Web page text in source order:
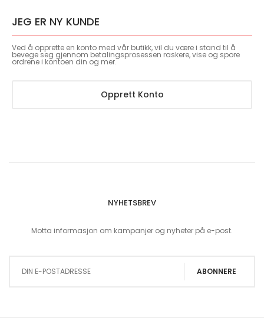
JEG ER NY KUNDE
Ved å opprette en konto med vår butikk, vil du være i stand til å
bevege seg gjennom betalingsprosessen raskere, vise og spore
ordrene i kontoen din og mer.
Opprett Konto
NYHETSBREV
Motta informasjon om kampanjer og nyheter på e-post.
ABONNERE